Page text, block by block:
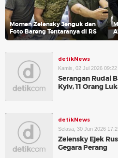
Momen Zelensky Jenguk dan
Foto Bareng Tentaranya di RS
detikNews
Kamis, 02 Jul 2026 09:22
Serangan Rudal
Kyiv, 11 Orang
detikNews
Selasa, 30 Jun 2026
Zelensky Ejek
Gegara Perang